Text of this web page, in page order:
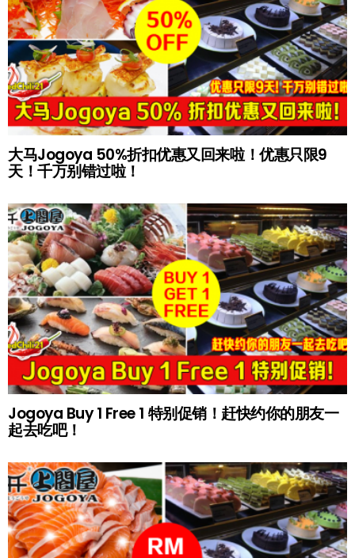
大马Jogoya 50%折扣优惠又回来啦！优惠只限9
天！千万别错过啦！
Jogoya Buy 1 Free 1 特别促销！赶快约你的朋友一
起去吃吧！